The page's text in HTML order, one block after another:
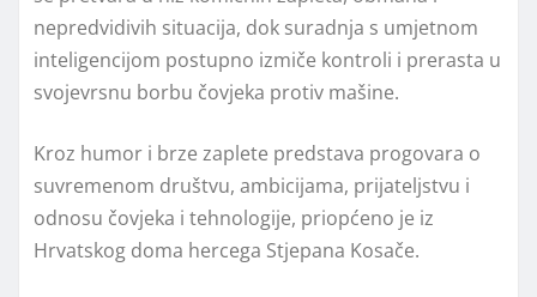
nepredvidivih situacija, dok suradnja s umjetnom
inteligencijom postupno izmiče kontroli i prerasta u
svojevrsnu borbu čovjeka protiv mašine.
Kroz humor i brze zaplete predstava progovara o
suvremenom društvu, ambicijama, prijateljstvu i
odnosu čovjeka i tehnologije, priopćeno je iz
Hrvatskog doma hercega Stjepana Kosače.